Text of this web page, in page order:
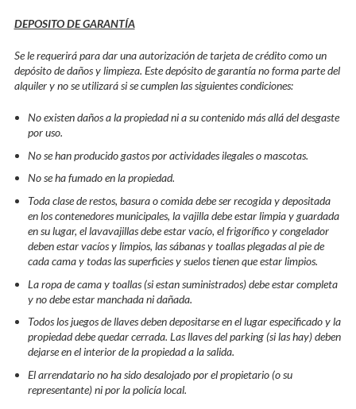
DEPOSITO DE GARANTÍA
Se le requerirá para dar una autorización de tarjeta de crédito como un
depósito de daños y limpieza. Este depósito de garantía no forma parte del
alquiler y no se utilizará si se cumplen las siguientes condiciones:
No existen daños a la propiedad ni a su contenido más allá del desgaste
por uso.
No se han producido gastos por actividades ilegales o mascotas.
No se ha fumado en la propiedad.
Toda clase de restos, basura o comida debe ser recogida y depositada
en los contenedores municipales, la vajilla debe estar limpia y guardada
en su lugar, el lavavajillas debe estar vacío, el frigorífico y congelador
deben estar vacíos y limpios, las sábanas y toallas plegadas al pie de
cada cama y todas las superficies y suelos tienen que estar limpios.
La ropa de cama y toallas (si estan suministrados) debe estar completa
y no debe estar manchada ni dañada.
Todos los juegos de llaves deben depositarse en el lugar especificado y la
propiedad debe quedar cerrada. Las llaves del parking (si las hay) deben
dejarse en el interior de la propiedad a la salida.
El arrendatario no ha sido desalojado por el propietario (o su
representante) ni por la policía local.